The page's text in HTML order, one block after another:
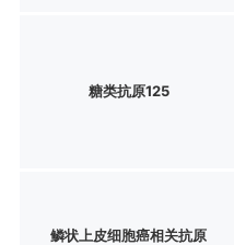
糖类抗原125
鳞状上皮细胞癌相关抗原